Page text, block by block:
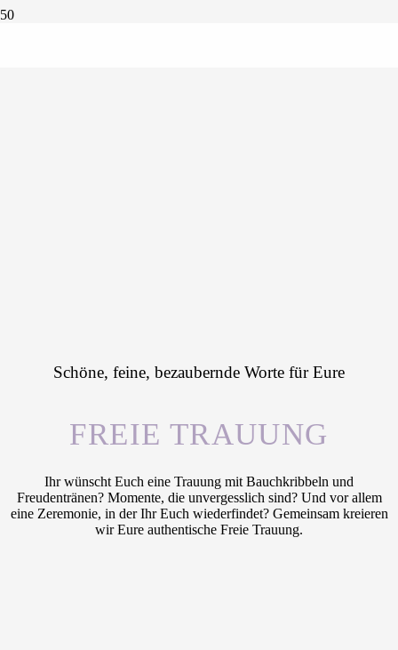
Schöne, feine, bezaubernde Worte für Eure
FREIE TRAUUNG
Ihr wünscht Euch eine Trauung mit Bauchkribbeln und
Freudentränen? Momente, die unvergesslich sind? Und vor allem
eine Zeremonie, in der Ihr Euch wiederfindet? Gemeinsam kreieren
wir Eure authentische Freie Trauung.